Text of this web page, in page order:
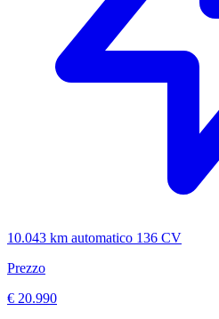
10.043 km automatico 136 CV
Prezzo
€ 20.990